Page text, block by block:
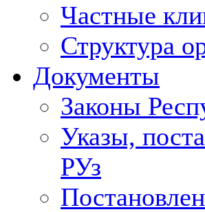
Частные
Структура
Документы
Законы
Указы,
РУз